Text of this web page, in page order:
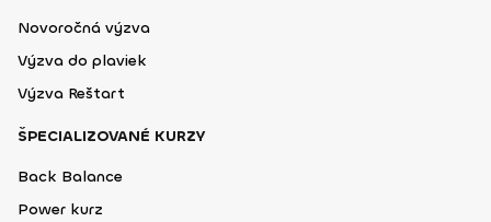
Novoročná výzva
Výzva do plaviek
Výzva Reštart
ŠPECIALIZOVANÉ KURZY
Back Balance
Power kurz